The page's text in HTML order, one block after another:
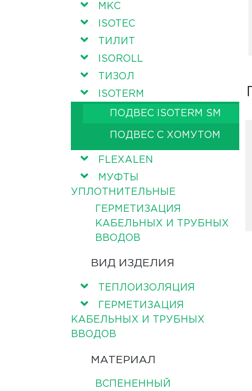
МКС
ISOTEC
ТИЛИТ
ISOROLL
ТИЗОЛ
ISOTERM
ПОДВЕС ISOTERM SM
ПОДВЕС С ХОМУТОМ
FLEXALEN
МУФТЫ
УПЛОТНИТЕЛЬНЫЕ
ГЕРМЕТИЗАЦИЯ
КАБЕЛЬНЫХ И ТРУБНЫХ
ВВОДОВ
ВИД ИЗДЕЛИЯ
ТЕПЛОИЗОЛЯЦИЯ
ГЕРМЕТИЗАЦИЯ
КАБЕЛЬНЫХ И ТРУБНЫХ
ВВОДОВ
МАТЕРИАЛ
ВСПЕНЕННЫЙ